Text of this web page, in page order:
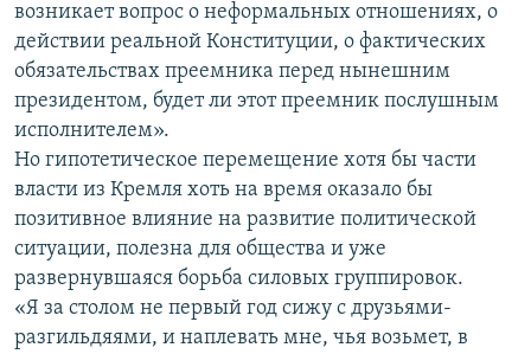
возникает вопрос о неформальных отношениях, о
действии реальной Конституции, о фактических
обязательствах преемника перед нынешним
президентом, будет ли этот преемник послушным
исполнителем».
Но гипотетическое перемещение хотя бы части
власти из Кремля хоть на время оказало бы
позитивное влияние на развитие политической
ситуации, полезна для общества и уже
развернувшаяся борьба силовых группировок.
«Я за столом не первый год сижу с друзьями-
разгильдяями, и наплевать мне, чья возьмет, в